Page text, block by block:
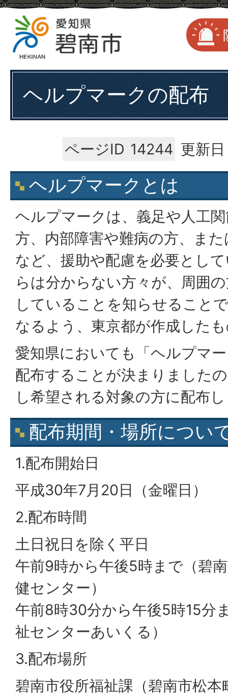
ヘルプマークの配布
ページID 14244 更新
ヘルプマークとは
ヘルプマークは、義足や人工
方、内部障害や難病の方、ま
など、援助や配慮を必要とし
らは分からない方々が、周囲
していることを知らせること
なるよう、東京都が作成した
愛知県においても「ヘルプマ
配布することが決まりました
し希望される対象の方に配布
配布期間・場所につい
1.配布開始日
平成30年7月20日（金曜日）
2.配布時間
土日祝日を除く平日
午前9時から午後5時まで（碧
健センター）
午前8時30分から午後5時15分
祉センターあいくる）
3.配布場所
碧南市役所福祉課（碧南市松